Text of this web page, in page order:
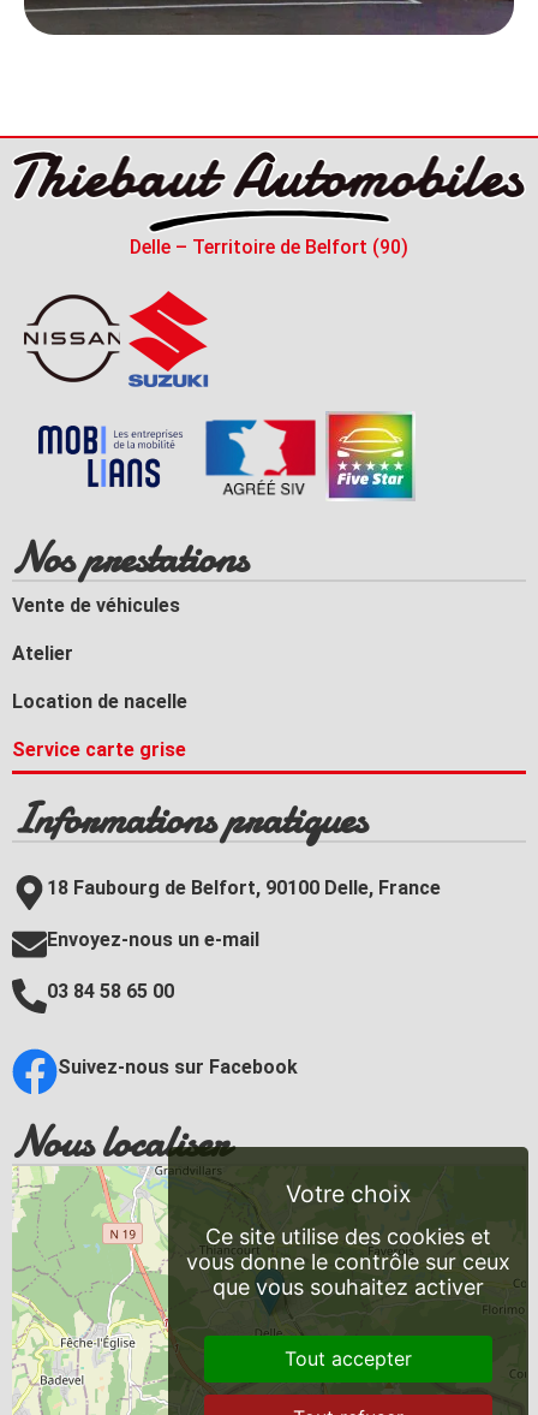
Delle – Territoire de Belfort (90)
Nos prestations
Vente de véhicules
Atelier
Location de nacelle
Service carte grise
Informations pratiques
18 Faubourg de Belfort, 90100 Delle, France
Envoyez-nous un e-mail
03 84 58 65 00
Suivez-nous sur Facebook
Nous localiser
Ce site utilise des cookies et
vous donne le contrôle sur ceux
que vous souhaitez activer
Tout accepter